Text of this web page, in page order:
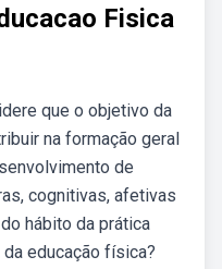
Fisica
que o objetivo da
na formação geral
de
cognitivas, afetivas
hábito da prática
educação física?